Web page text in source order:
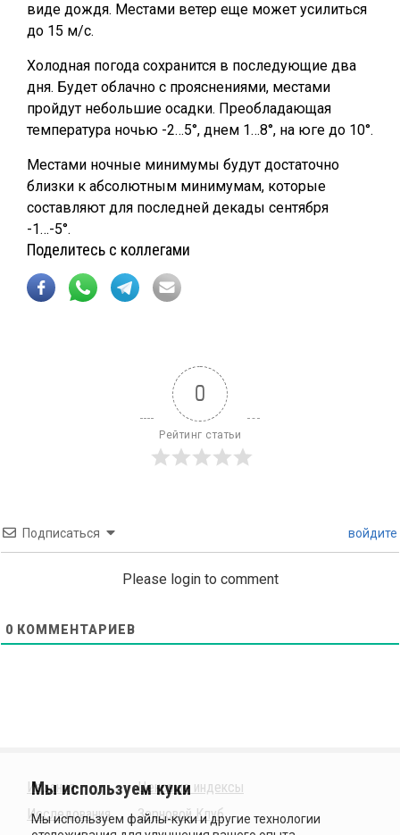
виде дождя. Местами ветер еще может усилиться
до 15 м/с.
Холодная погода сохранится в последующие два
дня. Будет облачно с прояснениями, местами
пройдут небольшие осадки. Преобладающая
температура ночью -2…5°, днем 1…8°, на юге до 10°.
Местами ночные минимумы будут достаточно
близки к абсолютным минимумам, которые
составляют для последней декады сентября
-1…-5°.
Поделитесь с коллегами
0
Рейтинг статьи
Подписаться войдите
Please login to comment
0 КОММЕНТАРИЕВ
Издания
Исследования
Ценовые индексы
Зерновой Клуб